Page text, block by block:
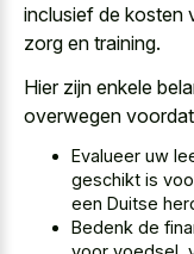
inclusief de kosten
zorg en training.
Hier zijn enkele
overwegen
Evalueer uw
geschikt is
een Duitse
Bedenk de